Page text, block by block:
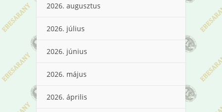
2026. augusztus
2026. július
2026. június
2026. május
2026. április